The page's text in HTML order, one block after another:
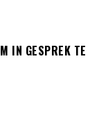
IN GESPREK TE